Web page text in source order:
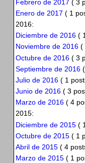
Febrero de 2017 ( 3
Enero de 2017 ( 1
2016:
Diciembre de 2016(
Noviembre de 2016(
Octubre de 2016( 3
Septiembre de 2016(
Julio de 2016( 1
Junio de 2016( 3
Marzo de 2016( 4
2015:
Diciembre de 2015(
Octubre de 2015( 1
Abril de 2015( 4
Marzo de 2015( 1